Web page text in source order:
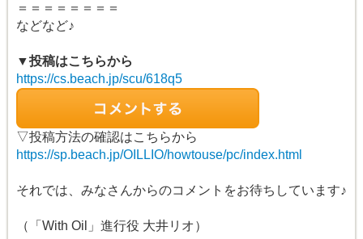
＝＝＝＝＝＝＝＝
などなど♪
▼投稿はこちらから
https://cs.beach.jp/scu/618q5
▽投稿方法の確認はこちらから
https://sp.beach.jp/OILLIO/howtouse/pc/index.html
それでは、みなさんからのコメントをお待ちしています♪
（「With Oil」進行役 大井リオ）